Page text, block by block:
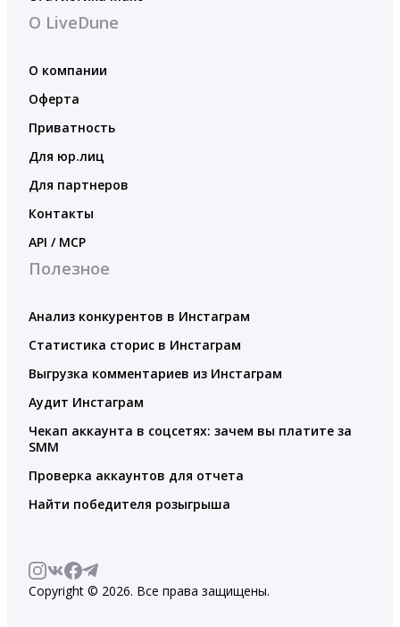
О LiveDune
О компании
Оферта
Приватность
Для юр.лиц
Для партнеров
Контакты
API / MCP
Полезное
Анализ конкурентов в Инстаграм
Статистика сторис в Инстаграм
Выгрузка комментариев из Инстаграм
Аудит Инстаграм
Чекап аккаунта в соцсетях: зачем вы платите за
SMM
Проверка аккаунтов для отчета
Найти победителя розыгрыша
Copyright © 2026. Все права защищены.